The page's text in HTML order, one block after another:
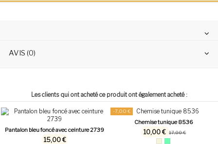
AVIS (0)
Les clients qui ont acheté ce produit ont également acheté :
Pantalon bleu foncé avec ceinture 2739
15,00 €
-7,00 €
Chemise tunique 8536
10,00 € 17,00 €